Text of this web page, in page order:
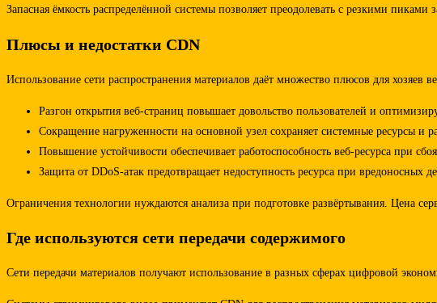
Запасная ёмкость распределённой системы позволяет преодолевать с резкими
Плюсы и недостатки CDN
Использование сети распространения материалов даёт множество плюсов для хозяев
Разгон открытия веб-страниц повышает довольство пользователей и
Сокращение нагруженности на основной узел сохраняет системные ресурсы и
Повышение устойчивости обеспечивает работоспособность веб-ресурса при
Защита от DDoS-атак предотвращает недоступность ресурса при вредоносных
Ограничения технологии нуждаются анализа при подготовке развёртывания. Цена
Где используются сети передачи содержимого
Сети передачи материалов получают использование в разных сферах цифровой